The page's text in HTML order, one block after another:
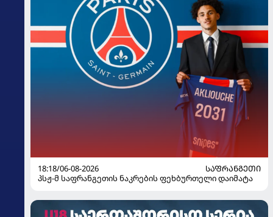
18:18/06-08-2026
ᲡᲐᲤᲠᲐᲜᲒᲔᲗᲘ
პსჟ-მ საფრანგეთის ნაკრების ფეხბურთელი დაიმატა